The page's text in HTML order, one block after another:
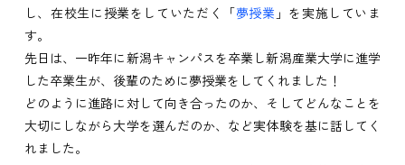
し、在校生に授業をしていただく「夢授業 」を実施していま
す。
先日は、一昨年に新潟キャンパスを卒業し新潟産業大学に進学
した卒業生が、後輩のために夢授業をしてくれました！
どのように進路に対して向き合ったのか、そしてどんなことを
大切にしながら大学を選んだのか、など実体験を基に話してく
れました。